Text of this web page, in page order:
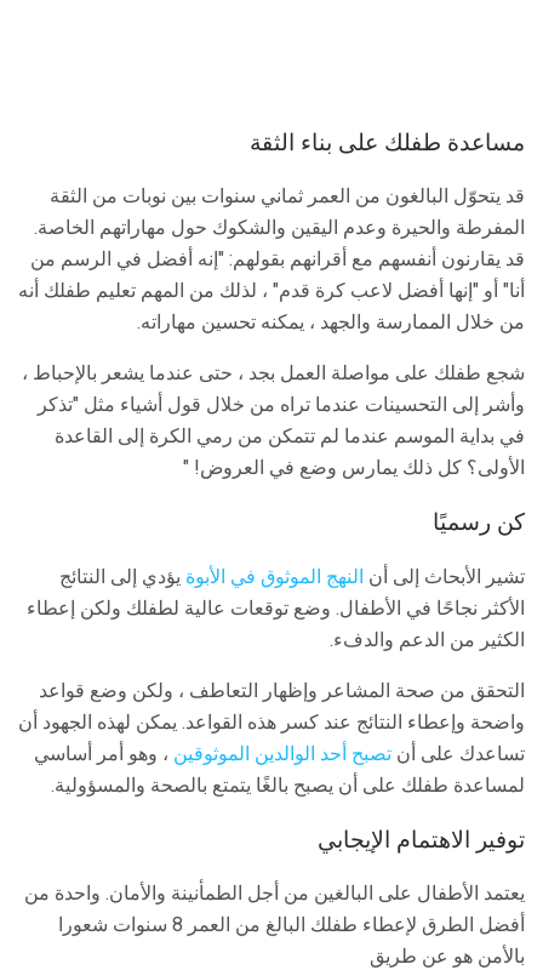
مساعدة طفلك على بناء الثقة
قد يتحوّل البالغون من العمر ثماني سنوات بين نوبات من الثقة
المفرطة والحيرة وعدم اليقين والشكوك حول مهاراتهم الخاصة.
قد يقارنون أنفسهم مع أقرانهم بقولهم: "إنه أفضل في الرسم من
أنا" أو "إنها أفضل لاعب كرة قدم" ، لذلك من المهم تعليم طفلك أنه
من خلال الممارسة والجهد ، يمكنه تحسين مهاراته.
شجع طفلك على مواصلة العمل بجد ، حتى عندما يشعر بالإحباط ،
وأشر إلى التحسينات عندما تراه من خلال قول أشياء مثل "تذكر
في بداية الموسم عندما لم تتمكن من رمي الكرة إلى القاعدة
الأولى؟ كل ذلك يمارس وضع في العروض! "
كن رسميًا
تشير الأبحاث إلى أن النهج الموثوق في الأبوة يؤدي إلى النتائج
الأكثر نجاحًا في الأطفال. وضع توقعات عالية لطفلك ولكن إعطاء
الكثير من الدعم والدفء.
التحقق من صحة المشاعر وإظهار التعاطف ، ولكن وضع قواعد
واضحة وإعطاء النتائج عند كسر هذه القواعد. يمكن لهذه الجهود أن
تساعدك على أن تصبح أحد الوالدين الموثوقين ، وهو أمر أساسي
لمساعدة طفلك على أن يصبح بالغًا يتمتع بالصحة والمسؤولية.
توفير الاهتمام الإيجابي
يعتمد الأطفال على البالغين من أجل الطمأنينة والأمان. واحدة من
أفضل الطرق لإعطاء طفلك البالغ من العمر 8 سنوات شعورا
بالأمن هو عن طريق